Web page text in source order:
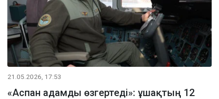
21.05.2026, 17:53
«Аспан адамды өзгертеді»: ұшақтың 12